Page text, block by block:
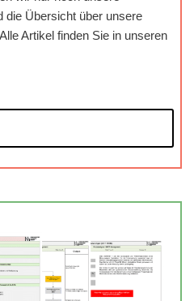
die Übersicht über unsere
Artikel finden Sie in unseren